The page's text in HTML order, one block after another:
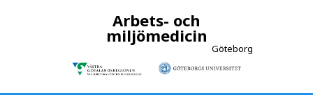
Arbets- och
miljömedicin
Göteborg